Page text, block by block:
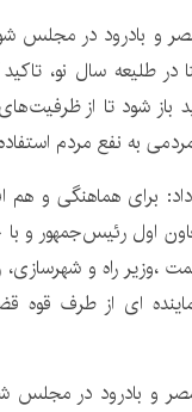
و بادرود در مجلس
در طلیعه سال نو،
باز شود تا از
به نفع مردم
برای هماهنگی و
اول رئیس‌جمهور و با
،وزیر راه و
ای از طرف قوه
و بادرود در